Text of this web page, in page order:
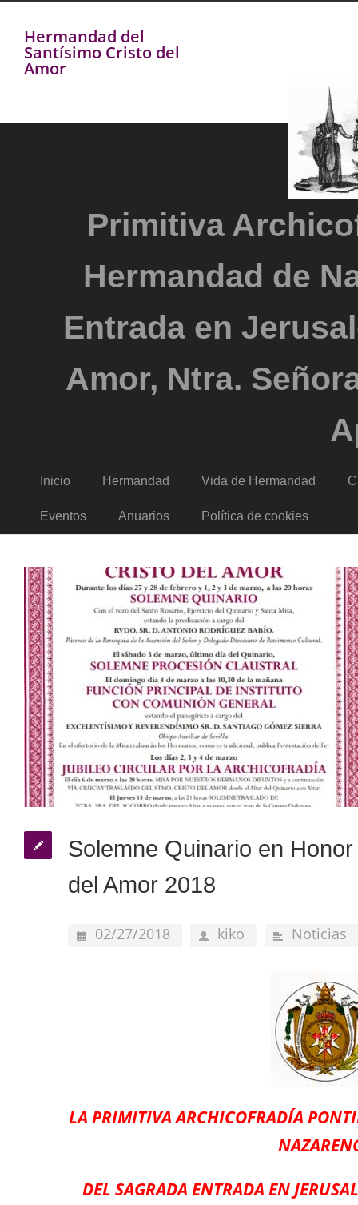
Hermandad del
Santísimo Cristo del
Amor
Primitiva
Hermandad de
Entrada en
Amor, Ntra.
Inicio Hermandad Vida de Hermandad
Eventos Anuarios Política de cookies
Solemne Quinario en
del Amor 2018
02/27/2018 kiko Noticias
LA PRIMITIVA ARCHICOFRADÍA
DEL SAGRADA ENTRADA EN